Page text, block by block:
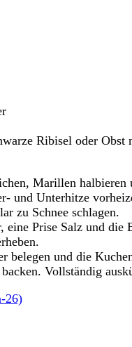
Ribisel oder
Marillen
und Unterhitze
zu Schnee schlagen.
eine Prise Salz und
belegen und die
Vollständig